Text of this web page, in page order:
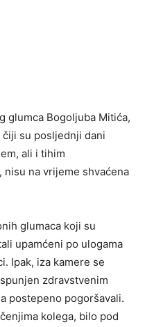
glumca Bogoljuba Mitića,
su posljednji dani
ali i tihim
nisu na vrijeme shvaćena
glumaca koji su
upamćeni po ulogama
Ipak, iza kamere se
zdravstvenim
postepeno pogoršavali.
kolega, bilo pod